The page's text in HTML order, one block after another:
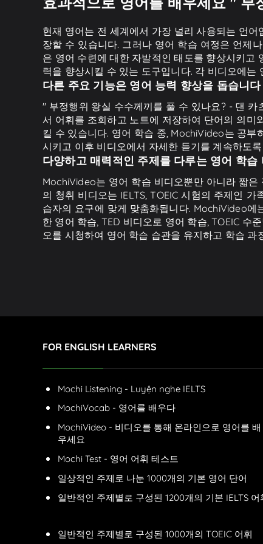
현재 영어는 전 세계에서 가장 널리 사용되는 언
장할 수 있습니다. 그러나 영어 학습 여정은 언제
은 영어 수련에 대한 자발적인 태도를 향상시키
력을 향상시킬 수 있는 도구입니다. 각 비디오에는
다른 주요 기능은 영어 능력 향상을 돕습니다
" 부정행위 왕실 수수께끼를 풀 수 있나요? - 댄
서 어휘를 조회하고 노트에 저장하여 단어의 의미
킬 수 있습니다. 영어 학습 중, MochiVideo는 공
시키고 이후 비디오에서 자세한 듣기를 계속하도
다양하고 매력적인 주제를 다루는 영어 학습
MochiVideo는 영어 학습 비디오뿐만 아니라 짧
의 청취 비디오는 IELTS, TOEIC 시험의 주제인
습자의 요구에 맞게 맞춤화됩니다. MochiVideo에
한 영어 학습, TED 비디오로 영어 학습, TOEIC 수
오를 시청하여 영어 학습 습관을 유지하고 학습
FOR ENGLISH LEARNERS
Mochi Listening - Luyện nghe IELTS
MochiVocab - 영어를 배우다
MochiVideo - 비디오를 통해 온라인으로 영어를 배
우세요
Mochi Test - 영어 어휘 테스트
일상적인 주제로 나눈 1000개의 기본 영어 단어
일반적인 주제별로 구성된 1200개의 기본 IELTS 어
일반적인 주제별로 구성된 1000개의 TOEIC 어휘